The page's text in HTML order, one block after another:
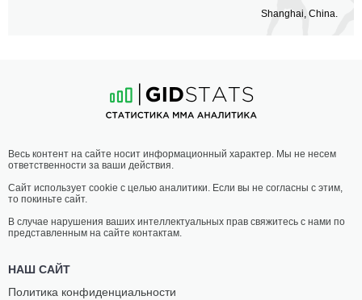
Shanghai, China.
Весь контент на сайте носит информационный характер. Мы не несем
ответственности за ваши действия.
Сайт использует cookie с целью аналитики. Если вы не согласны с этим,
то покиньте сайт.
В случае нарушения ваших интеллектуальных прав свяжитесь с нами по
представленным на сайте контактам.
НАШ САЙТ
Политика конфиденциальности